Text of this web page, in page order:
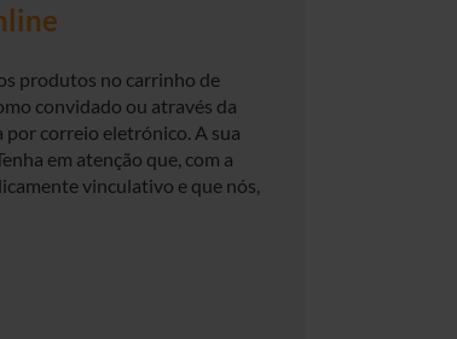
produtos no carrinho de
convidado ou através da
por correio eletrónico. A sua
em atenção que, com a
vinculativo e que nós,